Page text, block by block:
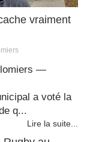
vraiment
—
a voté la
q...
Lire la suite...